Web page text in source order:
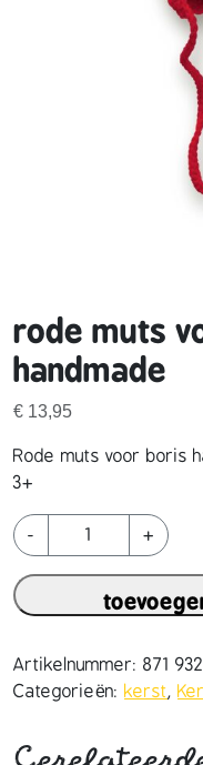
rode muts
handmade
€ 13,95
Rode muts voor boris
3+
-
r
o
d
e
u
t
+
Artikelnummer: 871
Categorieën: kerst,